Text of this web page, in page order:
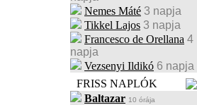
Nemes Máté 3 napja
Tikkel Lajos 3 napja
Francesco de Orellana 4
napja
Vezsenyi Ildikó 6 napja
FRISS NAPLÓK
Baltazar 10 órája